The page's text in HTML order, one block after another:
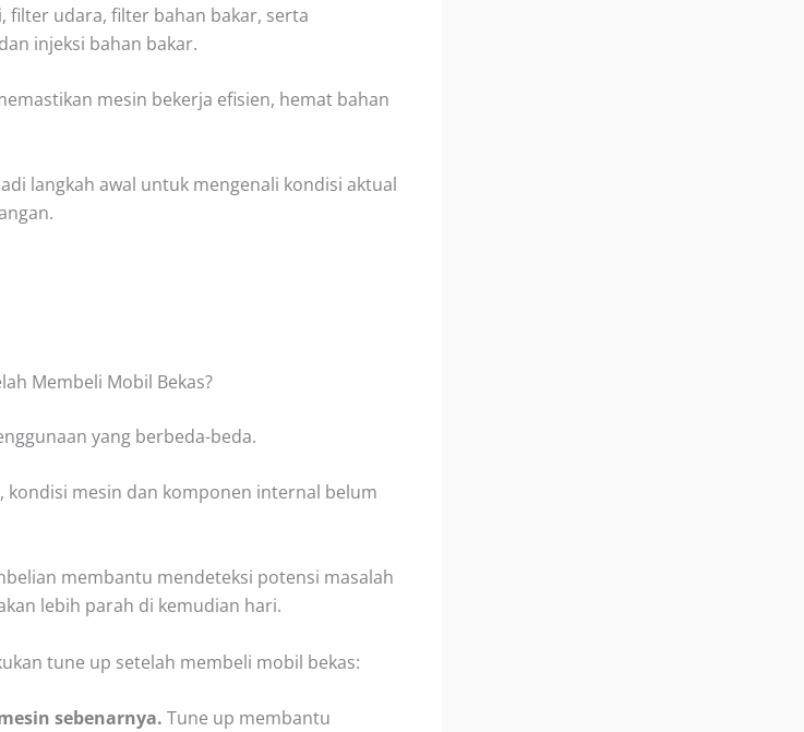
filter udara, filter bahan bakar, serta
injeksi bahan bakar.
mesin bekerja efisien, hemat bahan
langkah awal untuk mengenali kondisi aktual
Membeli Mobil Bekas?
yang berbeda-beda.
mesin dan komponen internal belum
membantu mendeteksi potensi masalah
lebih parah di kemudian hari.
tune up setelah membeli mobil bekas:
sebenarnya. Tune up membantu